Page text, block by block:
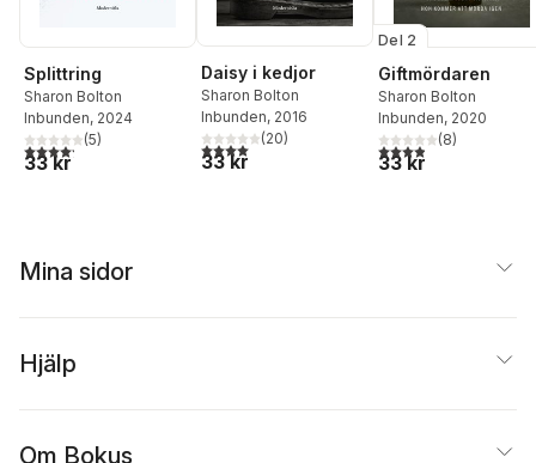
Splittring
Sharon Bolton
Inbunden, 2024
4,2utav 5 stjärnor. Totalt antal röster:
(5)
33 kr
Daisy i kedjor
Sharon Bolton
Inbunden, 2016
4,0utav 5 stjärnor. Totalt antal röster:
(20)
33 kr
Del 2
Giftmördaren
Sharon Bolton
Inbunden, 2020
3,9utav 5 stjärnor.
(8)
33 kr
Mina sidor
Hjälp
Om Bokus